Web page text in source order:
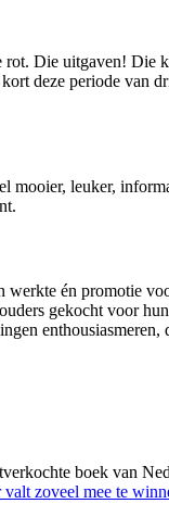
Die uitgaven!
deze periode van
leuker,
én promotie
gekocht voor
boek van
valt zoveel mee te